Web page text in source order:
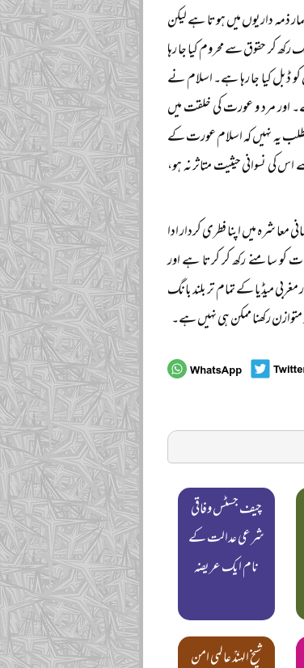
ذمہ داریوں میں ہوتا ہے لیکن
کر حقوق سے محروم کیا جا رہا
کیا جا رہا ہے۔ اسلام نے
اور مرد و عورت کی خلقت میں
یہ نہیں کہ اسلام عورت کے
کی نسوانی حیثیت متاثر نہ ہو،
معاشرہ میں اپنا فطری کردار ادا
کو سامنے رکھ کر کرتا ہے اور
میڈیا کے تمام تر بلند بانگ
رکھنا ممکن ہی نہیں ہے۔
چیف جسٹس وفاقی
شرعی عدالت کے
نام ایک عریضہ
شیخ الہندؒ عالمی امن